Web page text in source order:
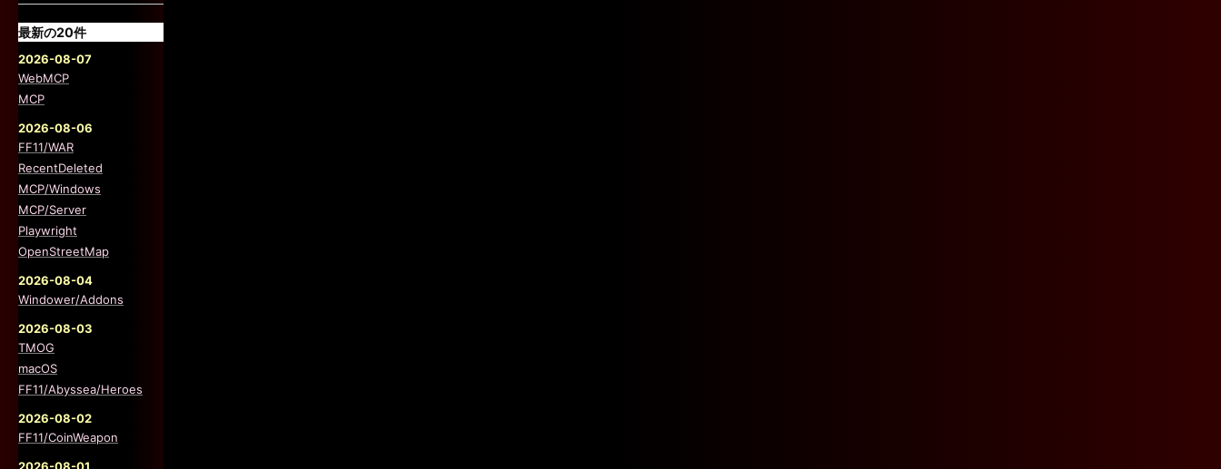
最新の20件
2026-08-07
WebMCP
MCP
2026-08-06
FF11/WAR
RecentDeleted
MCP/Windows
MCP/Server
Playwright
OpenStreetMap
2026-08-04
Windower/Addons
2026-08-03
TMOG
macOS
FF11/Abyssea/Heroes
2026-08-02
FF11/CoinWeapon